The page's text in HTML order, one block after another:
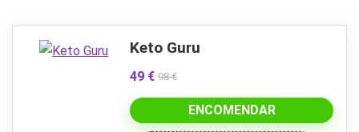
Keto Guru
49 € 98 €
ENCOMENDAR